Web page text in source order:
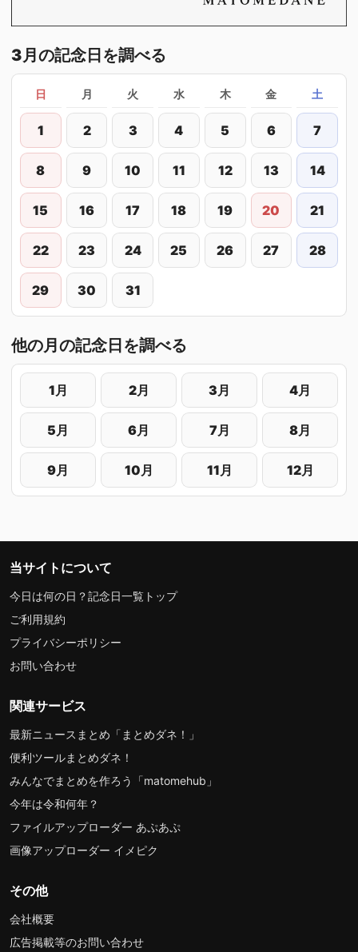
3月の記念日を調べる
日 月 火 水 木 金 土
1 2 3 4 5 6 7
8 9 10 11 12 13 14
15 16 17 18 19 20 21
22 23 24 25 26 27 28
29 30 31
他の月の記念日を調べる
1月 2月 3月 4月
5月 6月 7月 8月
9月 10月 11月 12月
当サイトについて
今日は何の日？記念日一覧トップ
ご利用規約
プライバシーポリシー
お問い合わせ
関連サービス
最新ニュースまとめ「まとめダネ！」
便利ツールまとめダネ！
みんなでまとめを作ろう「matomehub」
今年は令和何年？
ファイルアップローダー あぷあぷ
画像アップローダー イメピク
その他
会社概要
広告掲載等のお問い合わせ